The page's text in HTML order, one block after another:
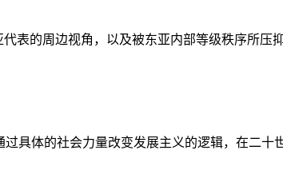
表的周边视角，以及被东亚内部等级秩序所压
具体的社会力量改变发展主义的逻辑，在二十